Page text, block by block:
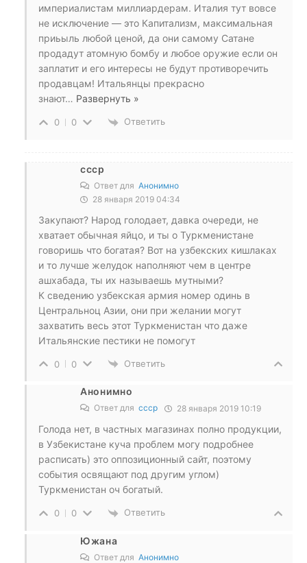
империалистам миллиардерам. Италия тут вовсе
не исключение — это Капитализм, максимальная
приьыль любой ценой, да они самому Сатане
продадут атомную бомбу и любое оружие если он
заплатит и его интересы не будут противоречить
продавцам! Итальянцы прекрасно
знают… Развернуть »
0 0 Ответить
ссср
Ответ для Анонимно
28 января 2019 04:34
Закупают? Народ голодает, давка очереди, не
хватает обычная яйцо, и ты о Туркменистане
говоришь что богатая? Вот на узбекских кишлаках
и то лучше желудок наполняют чем в центре
ашхабада, ты их называешь мутными?
К сведению узбекская армия номер одинь в
Центральноц Азии, они при желании могут
захватить весь этот Туркменистан что даже
Итальянские пестики не помогут
0 0 Ответить
Анонимно
Ответ для ссср 28 января 2019 10:19
Голода нет, в частных магазинах полно продукции,
в Узбекистане куча проблем могу подробнее
расписать) это оппозиционный сайт, поэтому
события освящают под другим углом)
Туркменистан оч богатый.
0 0 Ответить
Южана
Ответ для Анонимно